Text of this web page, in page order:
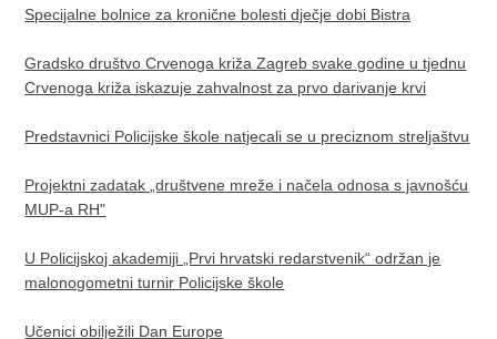
Specijalne bolnice za kronične bolesti dječje dobi Bistra​
Gradsko društvo Crvenoga križa Zagreb svake godine u tjednu
Crvenoga križa iskazuje zahvalnost za prvo darivanje krvi
Predstavnici Policijske škole natjecali se u preciznom streljaštvu
Projektni zadatak „društvene mreže i načela odnosa s javnošću
MUP-a RH"
U Policijskoj akademiji „Prvi hrvatski redarstvenik“ održan je
malonogometni turnir Policijske škole
Učenici obilježili Dan Europe